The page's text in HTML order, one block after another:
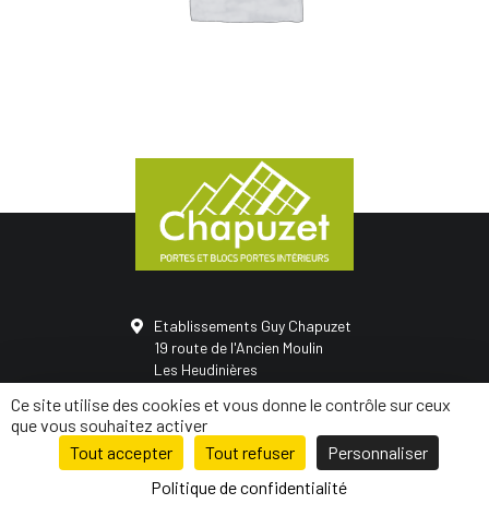
Etablissements Guy Chapuzet
19 route de l'Ancien Moulin
Les Heudinières
02 31 68 05 21
© Conception Mediapilote Normandie Mentions légales
Politique de
confidentialité-Plan de site
Ce site utilise des cookies et vous donne le contrôle sur ceux
que vous souhaitez activer
Tout accepter
Tout refuser
Personnaliser
Politique de confidentialité